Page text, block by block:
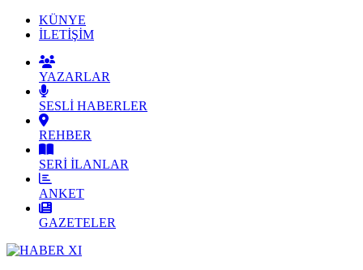
KÜNYE
İLETİŞİM
YAZARLAR
SESLİ HABERLER
REHBER
SERİ İLANLAR
ANKET
GAZETELER